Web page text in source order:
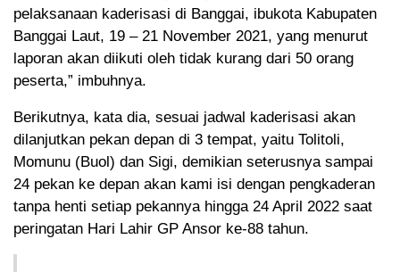
pelaksanaan kaderisasi di Banggai, ibukota Kabupaten
Banggai Laut, 19 – 21 November 2021, yang menurut
laporan akan diikuti oleh tidak kurang dari 50 orang
peserta,” imbuhnya.
Berikutnya, kata dia, sesuai jadwal kaderisasi akan
dilanjutkan pekan depan di 3 tempat, yaitu Tolitoli,
Momunu (Buol) dan Sigi, demikian seterusnya sampai
24 pekan ke depan akan kami isi dengan pengkaderan
tanpa henti setiap pekannya hingga 24 April 2022 saat
peringatan Hari Lahir GP Ansor ke-88 tahun.